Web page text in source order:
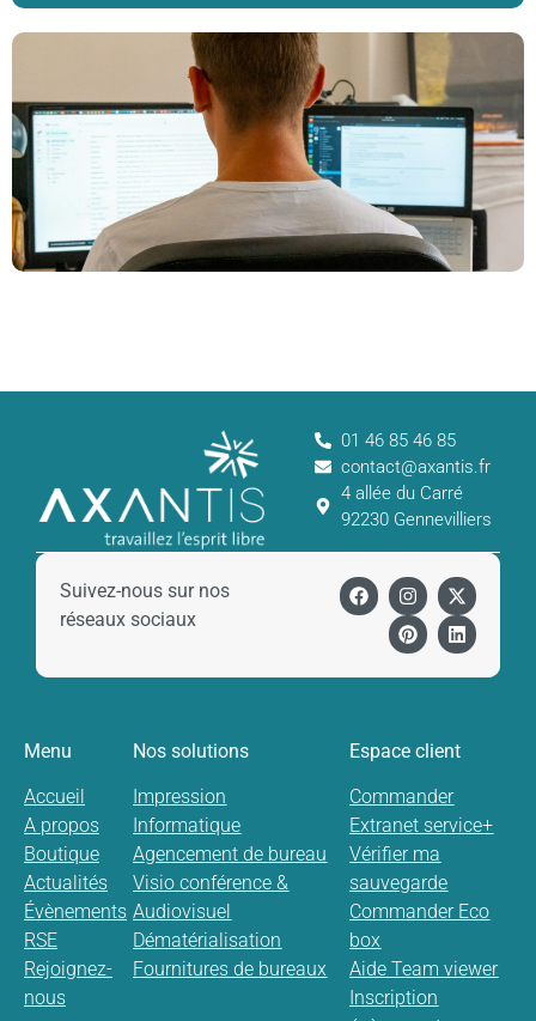
01 46 85 46 85
contact@axantis.fr
4 allée du Carré
92230 Gennevilliers
Suivez-nous sur nos
réseaux sociaux
Menu
Accueil
A propos
Boutique
Actualités
Évènements
RSE
Rejoignez-
nous
Nos solutions
Impression
Informatique
Agencement de bureau
Visio conférence &
Audiovisuel
Dématérialisation
Fournitures de bureaux
Espace client
Commander
Extranet service+
Vérifier ma
sauvegarde
Commander Eco
box
Aide Team viewer
Inscription